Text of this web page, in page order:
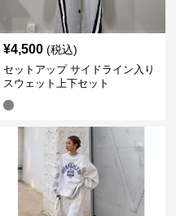
¥4,500 (税込)
セットアップ サイドライン入り
スウェット上下セット